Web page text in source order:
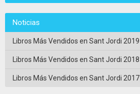
Noticias
Libros Más Vendidos en Sant Jordi 2019
Libros Más Vendidos en Sant Jordi 2018
Libros Más Vendidos en Sant Jordi 2017